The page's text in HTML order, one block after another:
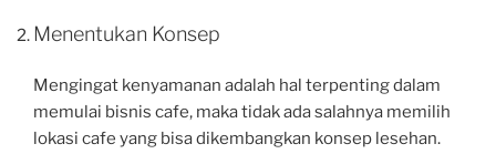
Menentukan Konsep
Mengingat kenyamanan adalah hal terpenting dalam
memulai bisnis cafe, maka tidak ada salahnya memilih
lokasi cafe yang bisa dikembangkan konsep lesehan.